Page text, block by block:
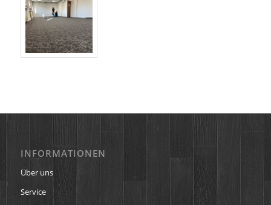
INFORMATIONEN
Über uns
Service